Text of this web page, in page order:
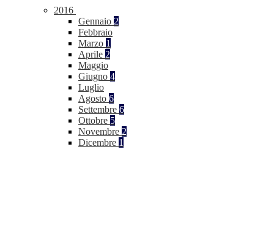
2016
Gennaio 2
Febbraio
Marzo 1
Aprile 2
Maggio
Giugno 4
Luglio
Agosto 6
Settembre 6
Ottobre 5
Novembre 2
Dicembre 1